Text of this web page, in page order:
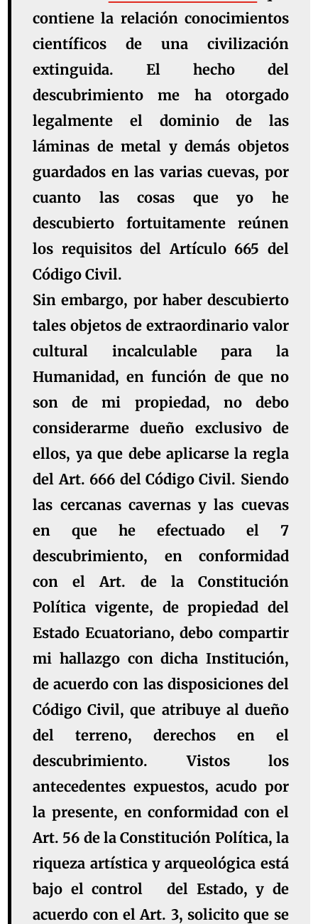
contiene la relación conocimientos
científicos de una civilización
extinguida. El hecho del
descubrimiento me ha otorgado
legalmente el dominio de las
láminas de metal y demás objetos
guardados en las varias cuevas, por
cuanto las cosas que yo he
descubierto fortuitamente reúnen
los requisitos del Artículo 665 del
Código Civil.
Sin embargo, por haber descubierto
tales objetos de extraordinario valor
cultural incalculable para la
Humanidad, en función de que no
son de mi propiedad, no debo
considerarme dueño exclusivo de
ellos, ya que debe aplicarse la regla
del Art. 666 del Código Civil. Siendo
las cercanas cavernas y las cuevas
en que he efectuado el 7
descubrimiento, en conformidad
con el Art. de la Constitución
Política vigente, de propiedad del
Estado Ecuatoriano, debo compartir
mi hallazgo con dicha Institución,
de acuerdo con las disposiciones del
Código Civil, que atribuye al dueño
del terreno, derechos en el
descubrimiento. Vistos los
antecedentes expuestos, acudo por
la presente, en conformidad con el
Art. 56 de la Constitución Política, la
riqueza artística y arqueológica está
bajo el control del Estado, y de
acuerdo con el Art. 3, solicito que se